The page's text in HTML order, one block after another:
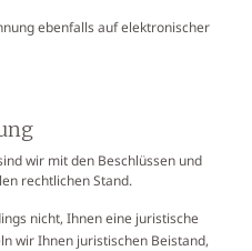
ebenfalls auf elektronischer
wir mit den Beschlüssen und
rechtlichen Stand.
nicht, Ihnen eine juristische
wir Ihnen juristischen Beistand,